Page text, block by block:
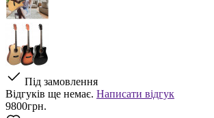
Під замовлення
Відгуків ще немає. Написати відгук
9800грн.